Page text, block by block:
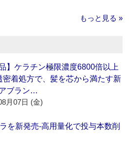
もっと見る »
品】ケラチン極限濃度6800倍以上
密着処方で、髪を芯から満たす新
ブラン…
月07日 (金)
を新発売‐高用量化で投与本数削